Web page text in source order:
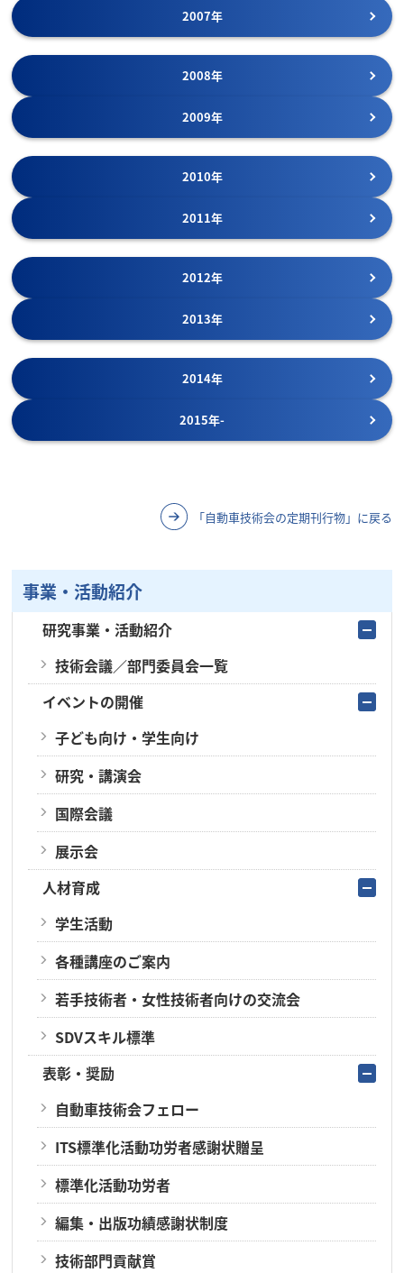
2007年
2008年
2009年
2010年
2011年
2012年
2013年
2014年
2015年-
「自動車技術会の定期刊行物」に戻る
事業・活動紹介
研究事業・活動紹介
技術会議／部門委員会一覧
イベントの開催
子ども向け・学生向け
研究・講演会
国際会議
展示会
人材育成
学生活動
各種講座のご案内
若手技術者・女性技術者向けの交流会
SDVスキル標準
表彰・奨励
自動車技術会フェロー
ITS標準化活動功労者感謝状贈呈
標準化活動功労者
編集・出版功績感謝状制度
技術部門貢献賞